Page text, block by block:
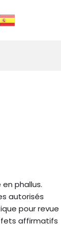
phallus.
autorisés
pour revue
affirmatifs